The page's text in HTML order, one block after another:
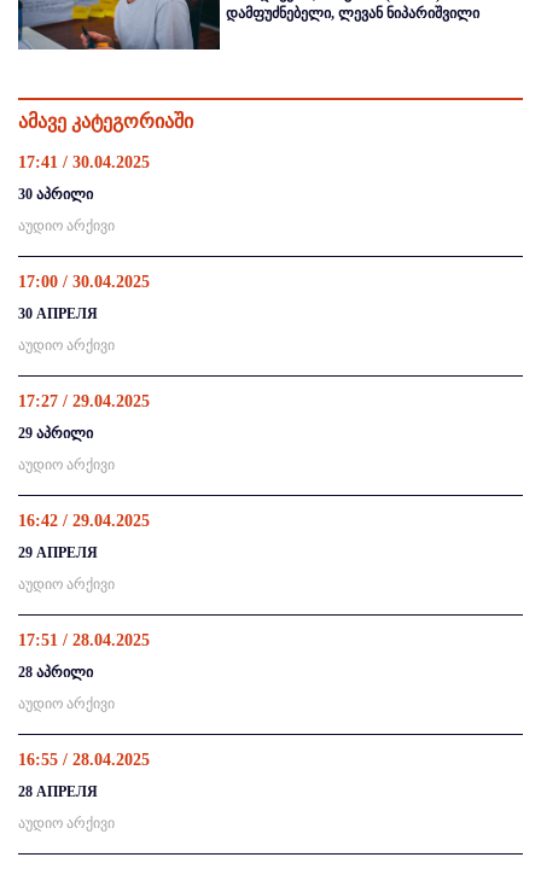
დამფუძნებელი, ლევან ნიპარიშვილი
ამავე კატეგორიაში
17:41 / 30.04.2025
30 აპრილი
აუდიო არქივი
17:00 / 30.04.2025
30 АПРЕЛЯ
აუდიო არქივი
17:27 / 29.04.2025
29 აპრილი
აუდიო არქივი
16:42 / 29.04.2025
29 АПРЕЛЯ
აუდიო არქივი
17:51 / 28.04.2025
28 აპრილი
აუდიო არქივი
16:55 / 28.04.2025
28 АПРЕЛЯ
აუდიო არქივი